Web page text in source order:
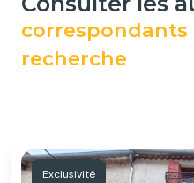
correspondants
recherche
Exclusivité